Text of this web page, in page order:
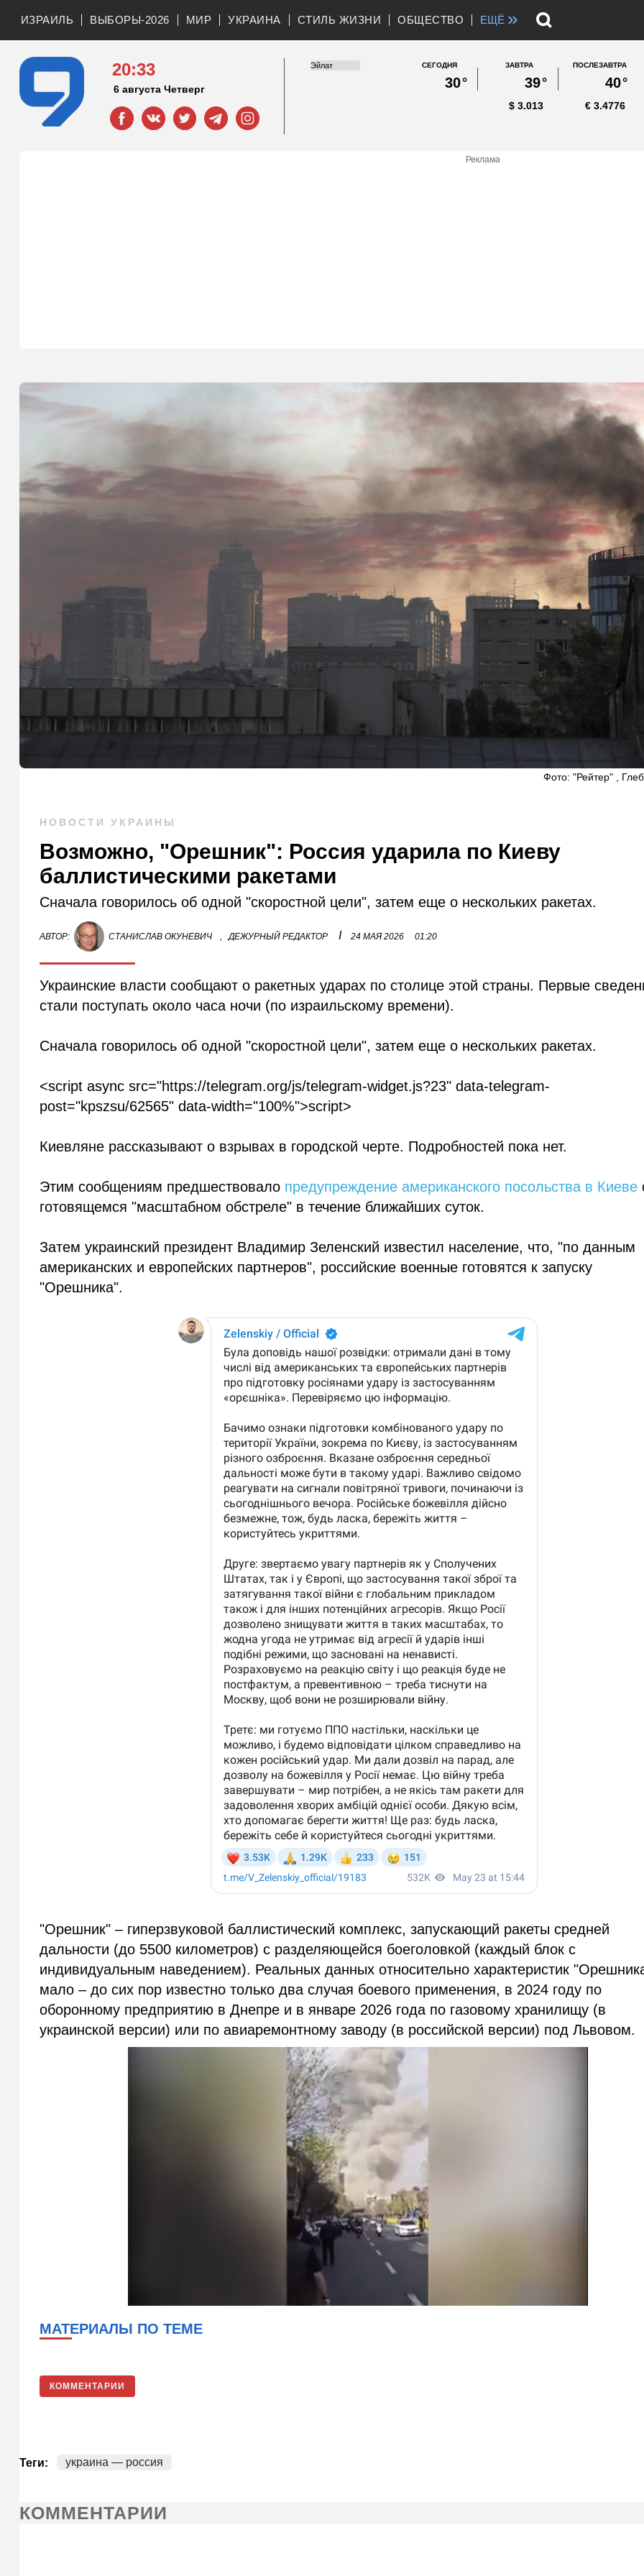
ИЗРАИЛЬ ВЫБОРЫ-2026 МИР УКРАИНА СТИЛЬ ЖИЗНИ ОБЩЕСТВО ЕЩЁ »
20:33
6 августа Четверг
СЕГОДНЯ
30°
ЗАВТРА
39°
ПОСЛЕЗАВТРА
40°
3.013
$ 3.4776
€
Реклама
Фото: "Рейтер" ,
НОВОСТИ УКРАИНЫ
Возможно, "Орешник": Россия ударила по Киеву
баллистическими ракетами
Сначала говорилось об одной "скоростной цели", затем еще о нескольких ракетах.
АВТОР: СТАНИСЛАВ ОКУНЕВИЧ , ДЕЖУРНЫЙ РЕДАКТОР I 24 МАЯ 2026 01:20
Украинские власти сообщают о ракетных ударах по столице этой страны. Первые
стали поступать около часа ночи (по израильскому времени).
Сначала говорилось об одной "скоростной цели", затем еще о нескольких ракетах.
<script async src="https://telegram.org/js/telegram-widget.js?23"data-telegram-
post="kpszsu/62565"data-width="100%">script>
Киевляне рассказывают о взрывах в городской черте. Подробностей пока нет.
Этим сообщениям предшествовало предупреждение американского посольства в Киеве
готовящемся "масштабном обстреле" в течение ближайших суток.
Затем украинский президент Владимир Зеленский известил население, что, "по данным
американских и европейских партнеров", российские военные готовятся к запуску
"Орешника".
"Орешник" – гиперзвуковой баллистический комплекс, запускающий ракеты средней
дальности (до 5500 километров) с разделяющейся боеголовкой (каждый блок с
индивидуальным наведением). Реальных данных относительно характеристик
мало – до сих пор известно только два случая боевого применения, в 2024 году по
оборонному предприятию в Днепре и в январе 2026 года по газовому хранилищу (в
украинской версии) или по авиаремонтному заводу (в российской версии) под Львовом.
МАТЕРИАЛЫ ПО ТЕМЕ
КОММЕНТАРИИ
Теги: украина — россия
КОММЕНТАРИИ